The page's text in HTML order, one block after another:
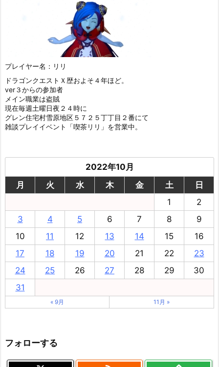
プレイヤー名：リリ
ドラゴンクエストＸ歴およそ４年ほど。
ver３からの参加者
メイン職業は盗賊
現在毎週土曜日夜２４時に
グレン住宅村雪原地区５７２５丁丁目２番にて
雑談プレイイベント「喫茶リリ」を営業中。
2022年10月
月
火 水 木 金 土
日
1
2
3
4 5 6 7 8
9
10
11 12 13 14 15
16
17
18 19 20 21 22
23
24
25 26 27 28 29
30
31
« 9月 11月 »
フォローする